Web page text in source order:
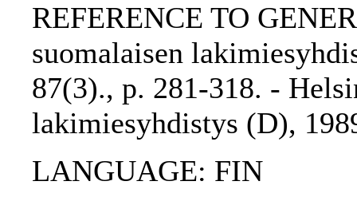
REFERENCE TO
suomalaisen
87(3)., p. 281-318. -
lakimiesyhdistys (D),
LANGUAGE: FIN